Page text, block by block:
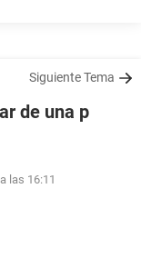
Siguiente Tema
de una p
las 16:11